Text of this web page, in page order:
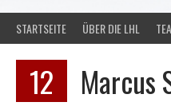
STARTSEITE ÜBER DIE LHL
12 Marcus